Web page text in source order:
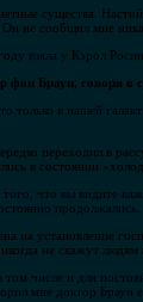
существа.
Он не сообщил мне
взяла у Кэрол
фон Браун, говоря о
только в нашей
переходил в
в состоянии
что вы видите
продолжались.
на установление
не скажут
числе и для
мне доктор